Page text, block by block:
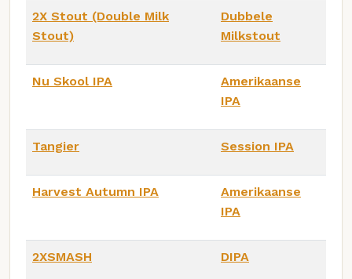
2X Stout (Double Milk
Stout)
Dubbele
Milkstout
Nu Skool IPA
Amerikaanse
IPA
Tangier Session IPA
Harvest Autumn IPA
Amerikaanse
IPA
2XSMASH DIPA